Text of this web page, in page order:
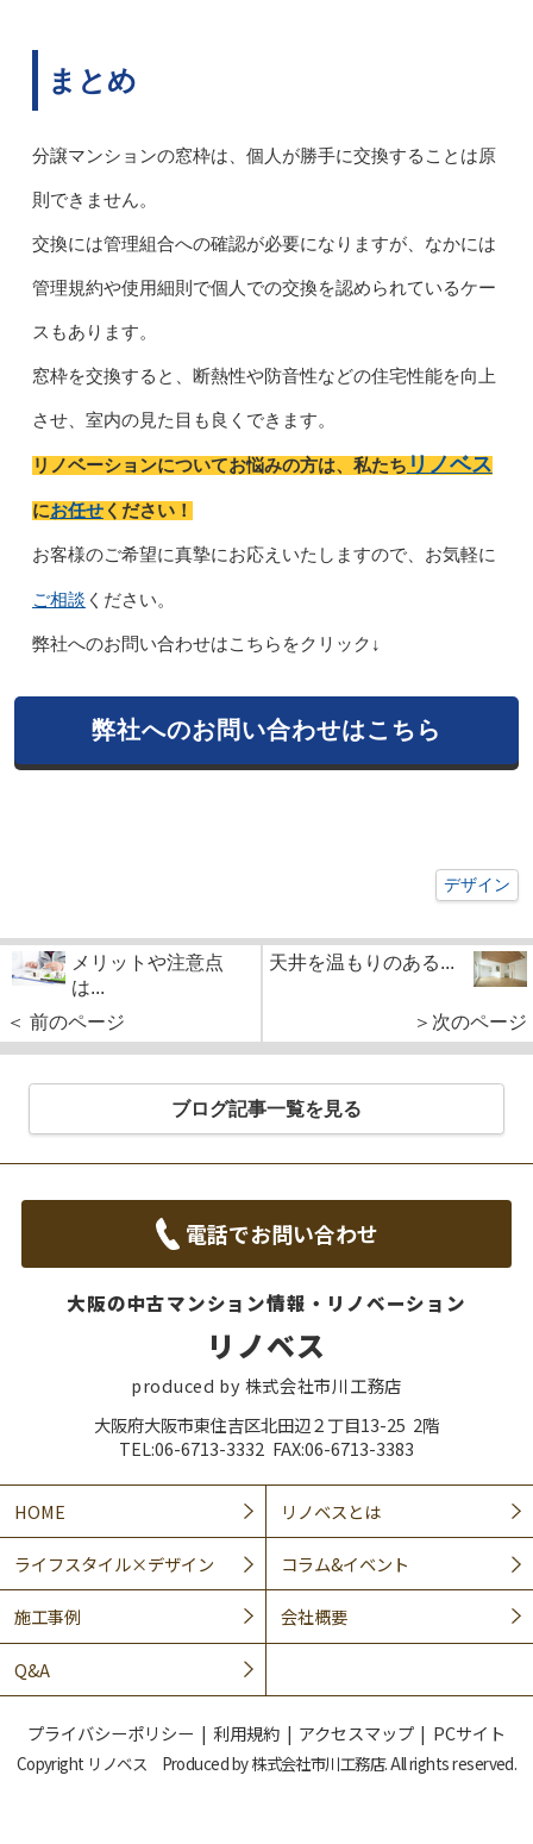
まとめ
分譲マンションの窓枠は、個人が勝手に交換することは原
則できません。
交換には管理組合への確認が必要になりますが、なかには
管理規約や使用細則で個人での交換を認められているケー
スもあります。
窓枠を交換すると、断熱性や防音性などの住宅性能を向上
させ、室内の見た目も良くできます。
リノベーションについてお悩みの方は、私たちリノベス
にお任せください！
お客様のご希望に真摯にお応えいたしますので、お気軽に
ご相談 ください。
弊社へのお問い合わせはこちらをクリック↓
弊社へのお問い合わせはこちら
デザイン
メリットや注意点
は...
＜ 前のページ
天井を温もりのある...
＞次のページ
ブログ記事一覧を見る
電話でお問い合わせ
大阪の中古マンション情報・リノベーション
リノベス
produced by 株式会社市川工務店
大阪府大阪市東住吉区北田辺２丁目13-25 2階
TEL:06-6713-3332 FAX:06-6713-3383
HOME リノベスとは
ライフスタイル×デザイン コラム&イベント
施工事例 会社概要
Q&A
プライバシーポリシー 利用規約 アクセスマップ PCサイト
Copyright リノベス Produced by 株式会社市川工務店. All rights reserved.